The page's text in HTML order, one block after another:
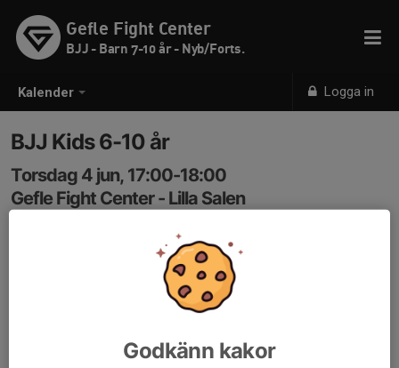
Kalender Logga in
Gefle Fight Center
BJJ - Barn 7-10 år - Nyb/Forts.
BJJ Kids 6-10 år
Torsdag 4 jun, 17:00-18:00
Gefle Fight Center - Lilla Salen
Godkänn kakor